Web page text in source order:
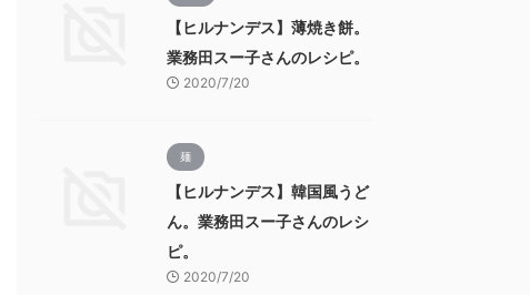
【ヒルナンデス】薄焼き餅。
業務田スー子さんのレシピ。
2020/7/20
麺
【ヒルナンデス】韓国風うど
ん。業務田スー子さんのレシ
ピ。
2020/7/20